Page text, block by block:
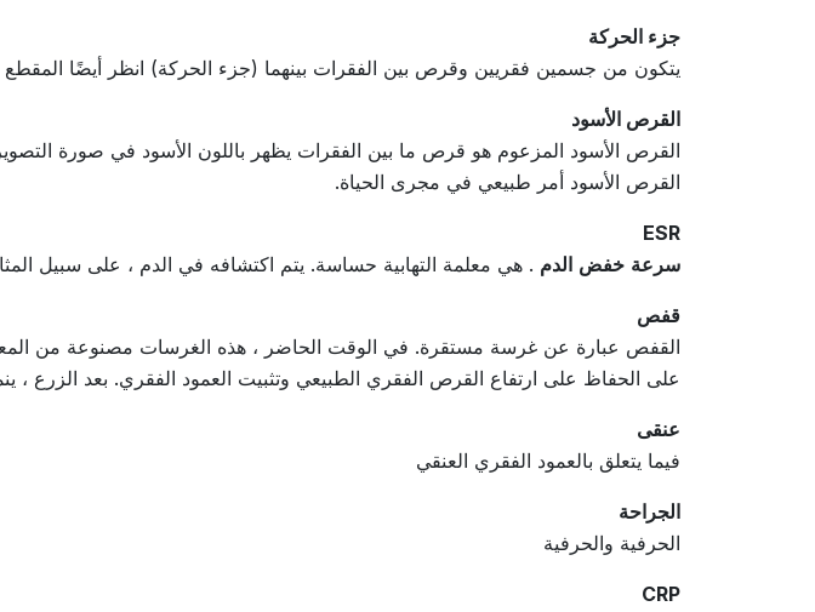
جزء الحركة
يتكون من جسمين فقريين وقرص بين الفقرات بينهما (جزء الحركة) انظر أيضًا المقطع
القرص الأسود
القرص الأسود أمر طبيعي في مجرى الحياة.
ESR
سرعة خفض الدم . هي معلمة التهابية حساسة. يتم اكتشافه في الدم ، على سبيل
قفص
على الحفاظ على ارتفاع القرص الفقري الطبيعي وتثبيت العمود الفقري. بعد الزرع ،
عنقى
فيما يتعلق بالعمود الفقري العنقي
الجراحة
الحرفية والحرفية
CRP